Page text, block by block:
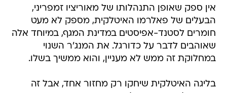
אין ספק שאופן התנהלותו של מאוריציו זמפריני,
הבעלים של פאלרמו האיטלקית, מספק לא מעט
חומרים לסטנד-אפיסטים במדינת המגף, במיוחד אלה
שאוהבים לדבר על כדורגל. את המנג'ר השנוי
במחלוקת זה ממש לא מעניין, והוא ממשיך בשלו.
בליגה האיטלקית שיחקו רק מחזור אחד, אבל זה